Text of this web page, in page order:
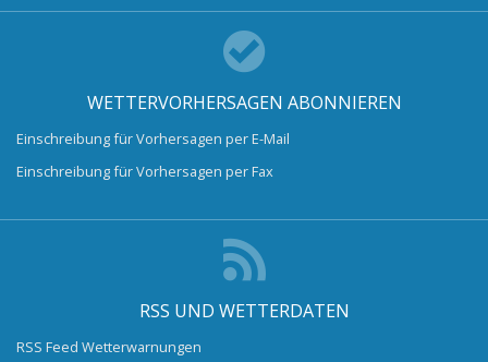
WETTERVORHERSAGEN ABONNIEREN
Einschreibung für Vorhersagen per E-Mail
Einschreibung für Vorhersagen per Fax
RSS UND WETTERDATEN
RSS Feed Wetterwarnungen